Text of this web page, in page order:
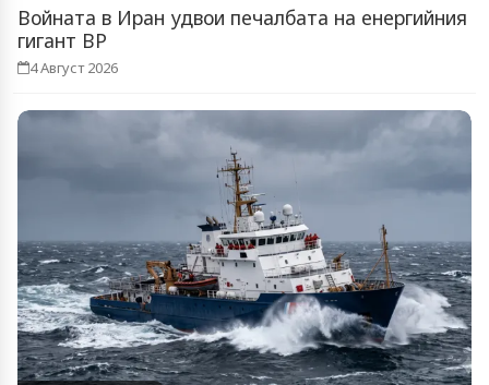
Войната в Иран удвои печалбата на енергийния
гигант BP
4 Август 2026